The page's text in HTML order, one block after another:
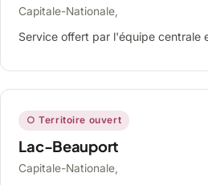
Capitale-Nationale,
Service offert par l'équipe centrale
○ Territoire ouvert
Lac-Beauport
Capitale-Nationale,